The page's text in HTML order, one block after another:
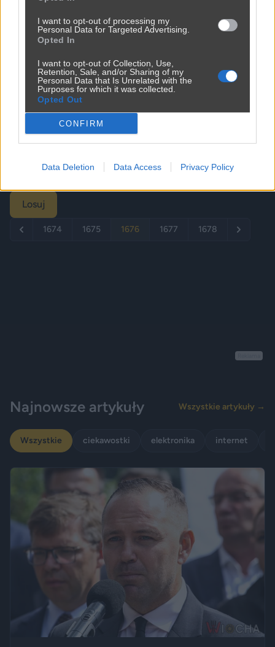
I want to opt-out of processing my
Personal Data for Targeted Advertising.
Opted In
I want to opt-out of Collection, Use,
Retention, Sale, and/or Sharing of my
Personal Data that Is Unrelated with the
Purposes for which it was collected.
Opted Out
CONFIRM
Data Deletion Data Access Privacy Policy
Losuj
1674 1675 1676 1677 1678
Najnowsze artykuły Wszystkie artykuły →
Wszystkie ciekawostki elektronika internet